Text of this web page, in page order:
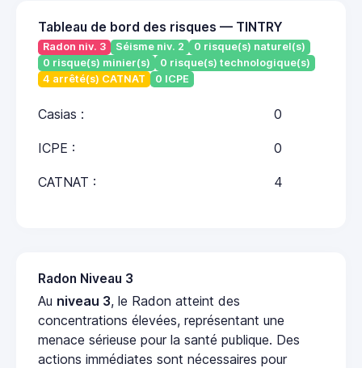
Tableau de bord des risques — TINTRY
Radon niv. 3 Séisme niv. 2
0 risque(s) naturel(s)
0 risque(s) minier(s)
0 risque(s) technologique(s)
4 arrêté(s) CATNAT
0 ICPE
Casias : 0
ICPE : 0
CATNAT : 4
Radon Niveau 3
Au niveau 3, le Radon atteint des
concentrations élevées, représentant une
menace sérieuse pour la santé publique. Des
actions immédiates sont nécessaires pour